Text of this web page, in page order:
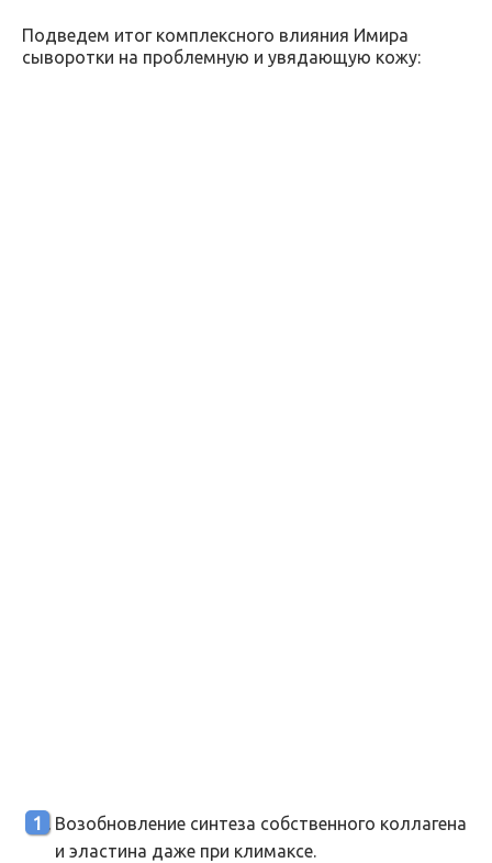
Подведем итог комплексного влияния Имира
сыворотки на проблемную и увядающую кожу:
Возобновление синтеза собственного коллагена
и эластина даже при климаксе.